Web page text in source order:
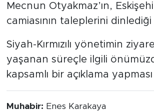
Mecnun Otyakmaz’ın,
camiasının taleplerini
Siyah-Kırmızılı yönetimin
yaşanan süreçle ilgili
kapsamlı bir açıklama
Muhabir: Enes Karakaya